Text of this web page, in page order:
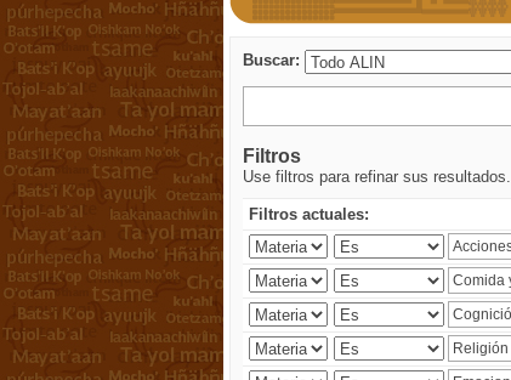
Buscar:
Filtros
Use filtros para refinar sus resultados.
Filtros actuales: